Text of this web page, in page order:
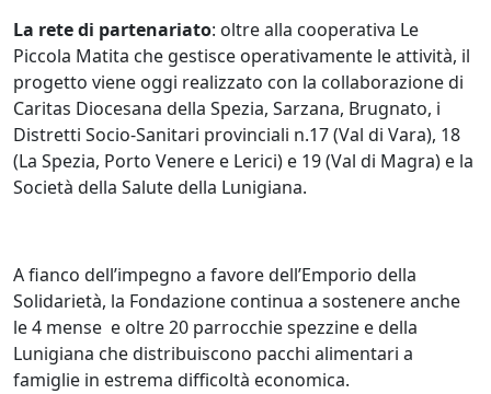
La rete di partenariato: oltre alla cooperativa Le
Piccola Matita che gestisce operativamente le attività, il
progetto viene oggi realizzato con la collaborazione di
Caritas Diocesana della Spezia, Sarzana, Brugnato, i
Distretti Socio-Sanitari provinciali n.17 (Val di Vara), 18
(La Spezia, Porto Venere e Lerici) e 19 (Val di Magra) e la
Società della Salute della Lunigiana.
A fianco dell’impegno a favore dell’Emporio della
Solidarietà, la Fondazione continua a sostenere anche
le 4 mense e oltre 20 parrocchie spezzine e della
Lunigiana che distribuiscono pacchi alimentari a
famiglie in estrema difficoltà economica.